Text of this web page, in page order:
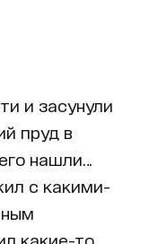
и засунули
пруд в
нашли…
с какими-
какие-то